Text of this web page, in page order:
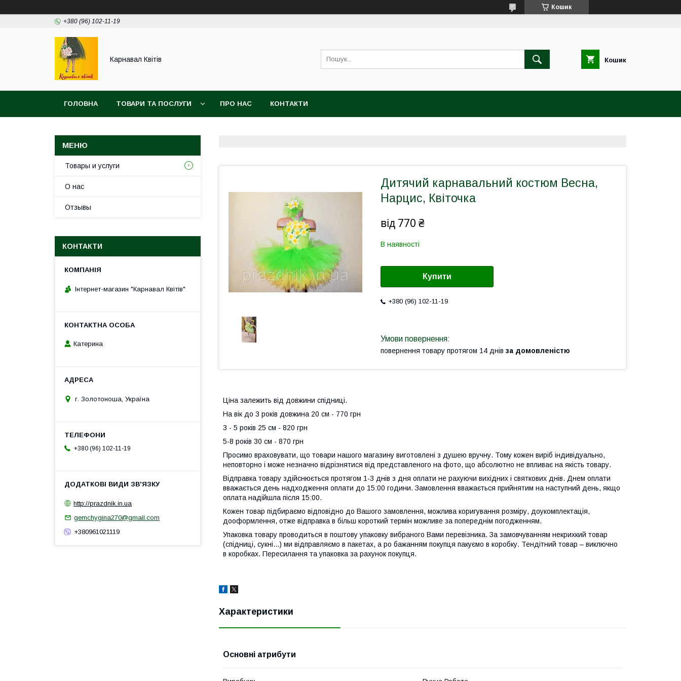
Кошик
+380 (96) 102-11-19
Карнавал Квітів Кошик
ГОЛОВНА ТОВАРИ ТА ПОСЛУГИ ПРО НАС КОНТАКТИ
Дитячий карнавальний костюм Весна,
Нарцис, Квіточка
від 770 ₴
В наявності
Купити
+380 (96) 102-11-19
повернення товару протягом 14 днів за домовленістю
Ціна залежить від довжини спідниці.
На вік до 3 років довжина 20 см - 770 грн
3 - 5 років 25 см - 820 грн
5-8 років 30 см - 870 грн
Просимо враховувати, що товари нашого магазину виготовлені з душею вручну. Тому кожен виріб індивідуально,
неповторно і може незначно відрізнятися від представленого на фото, що абсолютно не впливає на якість товару.
Відправка товару здійснюється протягом 1-3 днів з дня оплати не рахуючи вихідних і святкових днів. Днем оплати
вважається день надходження оплати до 15:00 години. Замовлення вважається прийнятим на наступний день, якщо
оплата надійшла після 15:00.
Кожен товар підбираємо відповідно до Вашого замовлення, можлива коригування розміру, доукомплектація,
дооформлення, отже відправка в більш короткий термін можливе за попереднім погодженням.
Упаковка товару проводиться в поштову упаковку вибраного Вами перевізника. За замовчуванням некрихкий товар
(спідниці, сукні...) ми відправляємо в пакетах, а ро бажанням покупця пакуємо в коробку. Тендітний товар – виключно
в коробках. Пересилання та упаковка за рахунок покупця.
Характеристики
Основні атрибути
Товары и услуги
О нас
Отзывы
КОНТАКТИ
Інтернет-магазин "Карнавал Квітів"
Катерина
г. Золотоноша, Україна
+380 (96) 102-11-19
http://prazdnik.in.ua
gemchygina270@gmail.com
+380961021119